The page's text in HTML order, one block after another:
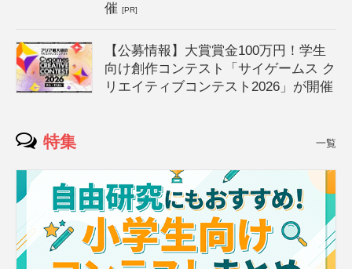
催[PR]
【公募情報】大賞賞金100万円！学生
向け創作コンテスト「サイゲームス ク
リエイティブコンテスト2026」が開催
特集 一覧